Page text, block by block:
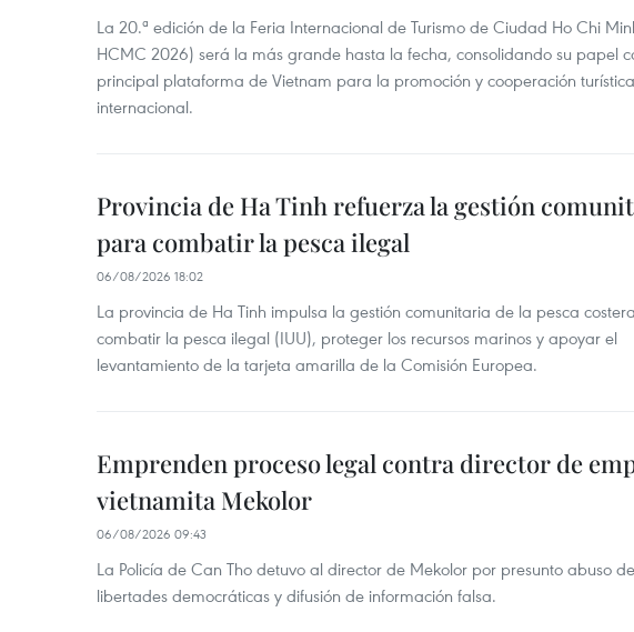
La 20.ª edición de la Feria Internacional de Turismo de Ciudad Ho Chi
HCMC 2026) será la más grande hasta la fecha, consolidando su papel
principal plataforma de Vietnam para la promoción y cooperación turística
internacional.
Provincia de Ha Tinh refuerza la gestión
para combatir la pesca ilegal
06/08/2026 18:02
La provincia de Ha Tinh impulsa la gestión comunitaria de la pesca
combatir la pesca ilegal (IUU), proteger los recursos marinos y apoyar el
levantamiento de la tarjeta amarilla de la Comisión Europea.
Emprenden proceso legal contra director de
vietnamita Mekolor
06/08/2026 09:43
La Policía de Can Tho detuvo al director de Mekolor por presunto abuso
libertades democráticas y difusión de información falsa.